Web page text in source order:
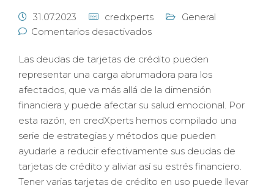
31.07.2023 credxperts
General
Comentarios desactivados
Las deudas de tarjetas de crédito pueden
representar una carga abrumadora para los
afectados, que va más allá de la dimensión
financiera y puede afectar su salud emocional. Por
esta razón, en credXperts hemos compilado una
serie de estrategias y métodos que pueden
ayudarle a reducir efectivamente sus deudas de
tarjetas de crédito y aliviar así su estrés financiero.
Tener varias tarjetas de crédito en uso puede llevar